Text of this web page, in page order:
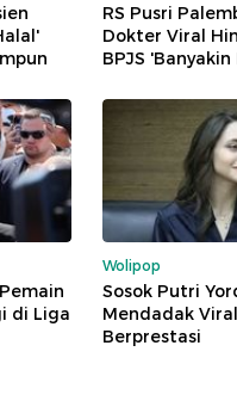
RS Pusri
Dokter Viral
BPJS
di Liga
Wolipop
Sosok Putri
Mendadak
Berprestasi